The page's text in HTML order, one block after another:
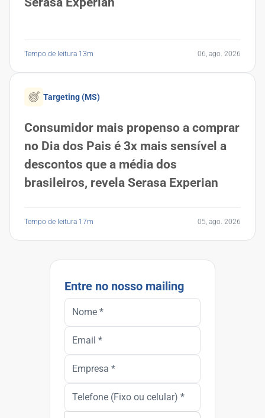
Tempo de leitura 13m 06, ago. 2026
Targeting (MS)
Consumidor mais propenso a comprar
no Dia dos Pais é 3x mais sensível a
descontos que a média dos
brasileiros, revela Serasa Experian
Tempo de leitura 17m 05, ago. 2026
Entre no nosso mailing